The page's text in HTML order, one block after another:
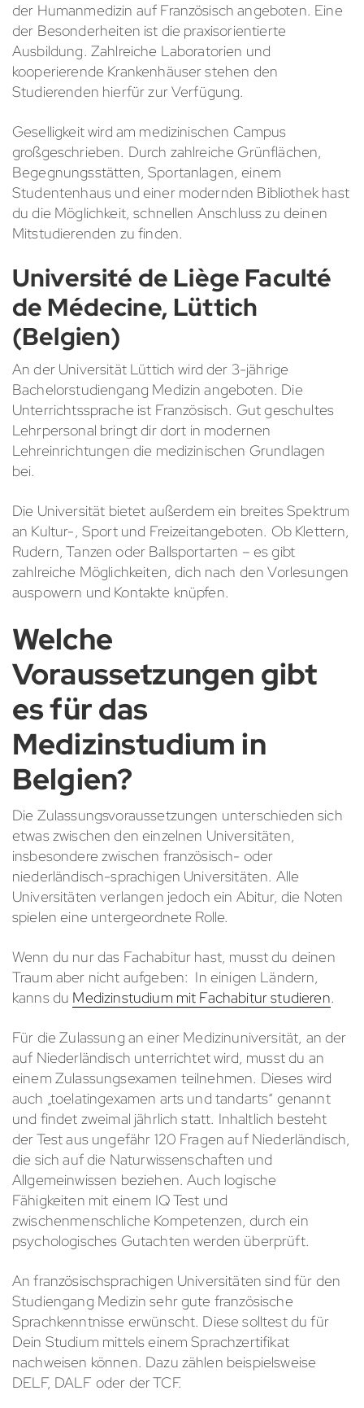
der Humanmedizin auf Französisch angeboten. Eine
der Besonderheiten ist die praxisorientierte
Ausbildung. Zahlreiche Laboratorien und
kooperierende Krankenhäuser stehen den
Studierenden hierfür zur Verfügung.
Geselligkeit wird am medizinischen Campus
großgeschrieben. Durch zahlreiche Grünflächen,
Begegnungsstätten, Sportanlagen, einem
Studentenhaus und einer modernden Bibliothek hast
du die Möglichkeit, schnellen Anschluss zu deinen
Mitstudierenden zu finden.
Université de Liège Faculté
de Médecine, Lüttich
(Belgien)
An der Universität Lüttich wird der 3-jährige
Bachelorstudiengang Medizin angeboten. Die
Unterrichtssprache ist Französisch. Gut geschultes
Lehrpersonal bringt dir dort in modernen
Lehreinrichtungen die medizinischen Grundlagen
bei.
Die Universität bietet außerdem ein breites Spektrum
an Kultur-, Sport und Freizeitangeboten. Ob Klettern,
Rudern, Tanzen oder Ballsportarten – es gibt
zahlreiche Möglichkeiten, dich nach den Vorlesungen
auspowern und Kontakte knüpfen.
Welche
Voraussetzungen gibt
es für das
Medizinstudium in
Belgien?
Die Zulassungsvoraussetzungen unterschieden sich
etwas zwischen den einzelnen Universitäten,
insbesondere zwischen französisch- oder
niederländisch-sprachigen Universitäten. Alle
Universitäten verlangen jedoch ein Abitur, die Noten
spielen eine untergeordnete Rolle.
Wenn du nur das Fachabitur hast, musst du deinen
Traum aber nicht aufgeben: In einigen Ländern,
kanns du Medizinstudium mit Fachabitur studieren.
Für die Zulassung an einer Medizinuniversität, an der
auf Niederländisch unterrichtet wird, musst du an
einem Zulassungsexamen teilnehmen. Dieses wird
auch „toelatingexamen arts und tandarts“ genannt
und findet zweimal jährlich statt. Inhaltlich besteht
der Test aus ungefähr 120 Fragen auf Niederländisch,
die sich auf die Naturwissenschaften und
Allgemeinwissen beziehen. Auch logische
Fähigkeiten mit einem IQ Test und
zwischenmenschliche Kompetenzen, durch ein
psychologisches Gutachten werden überprüft.
An französischsprachigen Universitäten sind für den
Studiengang Medizin sehr gute französische
Sprachkenntnisse erwünscht. Diese solltest du für
Dein Studium mittels einem Sprachzertifikat
nachweisen können. Dazu zählen beispielsweise
DELF, DALF oder der TCF.